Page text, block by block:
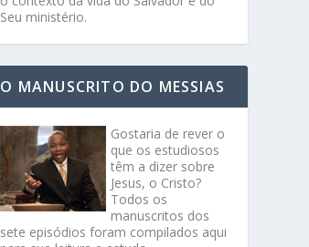
Seu ministério.
O MANUSCRITO DO MESSIAS
Gostaria de rever o
que os estudiosos
têm a dizer sobre
Jesus, o Cristo?
Todos os
manuscritos dos
sete episódios foram compilados aqui